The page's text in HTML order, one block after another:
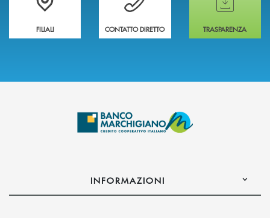
FILIALI CONTATTO DIRETTO TRASPARENZA
INFORMAZIONI